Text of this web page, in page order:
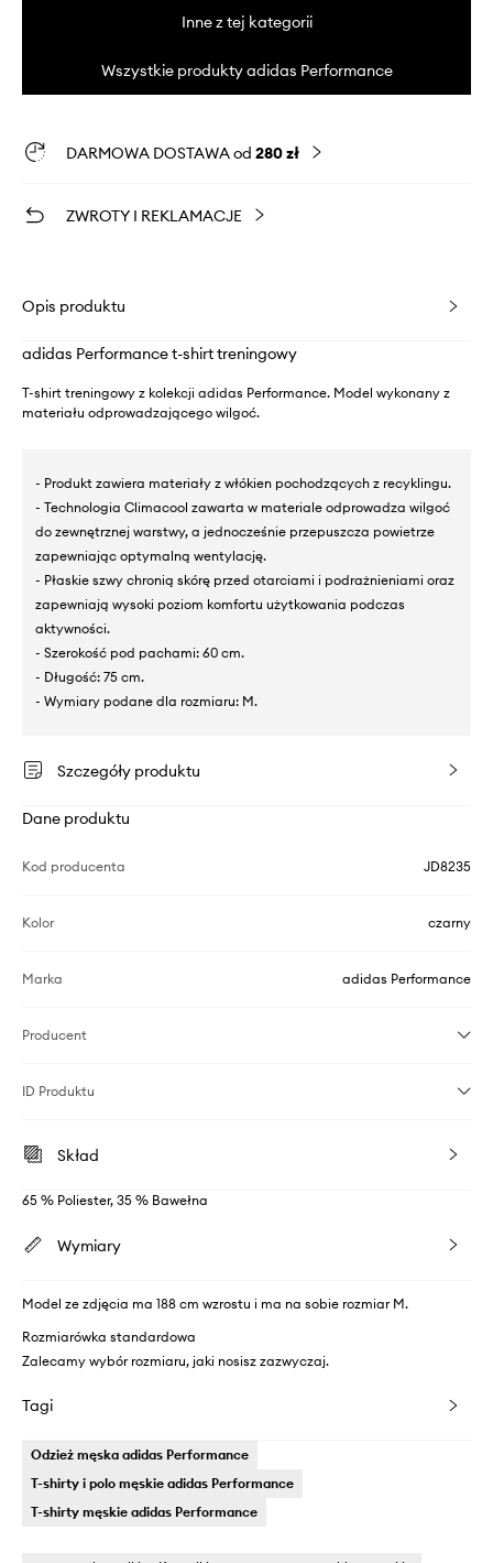
Inne z tej kategorii
Wszystkie produkty adidas Performance
DARMOWA DOSTAWA od 280 zł
ZWROTY I REKLAMACJE
Opis produktu
adidas Performance t-shirt treningowy
T-shirt treningowy z kolekcji adidas Performance. Model wykonany z
materiału odprowadzającego wilgoć.
- Produkt zawiera materiały z włókien pochodzących z recyklingu.
- Technologia Climacool zawarta w materiale odprowadza wilgoć
do zewnętrznej warstwy, a jednocześnie przepuszcza powietrze
zapewniając optymalną wentylację.
- Płaskie szwy chronią skórę przed otarciami i podrażnieniami oraz
zapewniają wysoki poziom komfortu użytkowania podczas
aktywności.
- Szerokość pod pachami: 60 cm.
- Długość: 75 cm.
- Wymiary podane dla rozmiaru: M.
Szczegóły produktu
Dane produktu
Kod producenta JD8235
Kolor czarny
Marka adidas Performance
Producent
ID Produktu
Skład
65 % Poliester, 35 % Bawełna
Wymiary
Model ze zdjęcia ma 188 cm wzrostu i ma na sobie rozmiar M.
Rozmiarówka standardowa
Zalecamy wybór rozmiaru, jaki nosisz zazwyczaj.
Tagi
Odzież męska adidas Performance
T-shirty i polo męskie adidas Performance
T-shirty męskie adidas Performance